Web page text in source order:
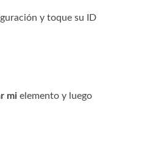
y toque su ID
mi elemento y luego